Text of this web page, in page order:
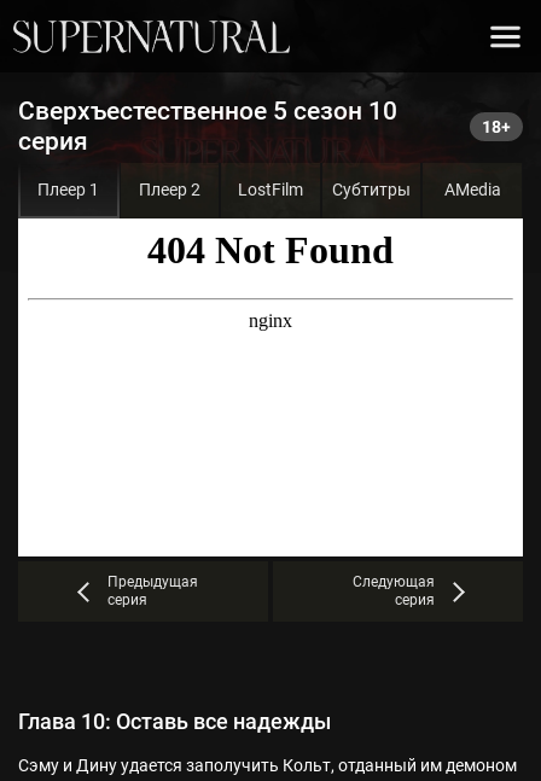
Сверхъестественное 5 сезон 10
серия
Плеер 1 Плеер 2 LostFilm Субтитры AMedia
Предыдущая
серия
Следующая
серия
Глава 10: Оставь все надежды
Сэму и Дину удается заполучить Кольт, отданный им демоном